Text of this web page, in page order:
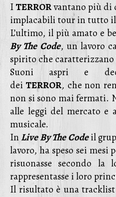
ITERRORvantano più di
implacabili tour in tutto
L’ultimo, il più amato e
By The Code, un lavoro
spirito che caratterizzano
Suoni aspri e
deiTERROR, che non
non si sono mai fermati.
alle leggi del mercato e
musicale.
In Live By The Codeil
lavoro, ha speso sei mesi
risuonasse secondo
rappresentasse i loro
Il risultato è una